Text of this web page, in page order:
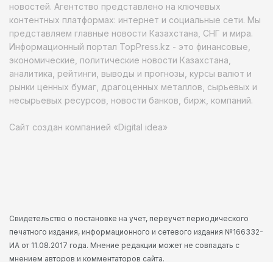
новостей. Агентство представлено на ключевых
контентных платформах: интернет и социальные сети. Мы
представляем главные новости Казахстана, СНГ и мира.
Информационный портал TopPress.kz - это финансовые,
экономические, политические новости Казахстана,
аналитика, рейтинги, выводы и прогнозы, курсы валют и
рынки ценных бумаг, драгоценных металлов, сырьевых и
несырьевых ресурсов, новости банков, бирж, компаний.
Сайт создан компанией «Digital idea»
Свидетельство о постановке на учет, переучет периодического
печатного издания, информационного и сетевого издания №166332-
ИА от 11.08.2017 года. Мнение редакции может не совпадать с
мнением авторов и комментаторов сайта.